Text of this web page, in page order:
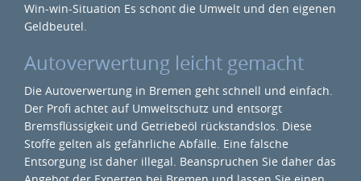
Win-win-Situation Es schont die Umwelt und den eigenen
Geldbeutel.
Autoverwertung leicht gemacht
Die Autoverwertung in Bremen geht schnell und einfach.
Der Profi achtet auf Umweltschutz und entsorgt
Bremsflüssigkeit und Getriebeöl rückstandslos. Diese
Stoffe gelten als gefährliche Abfälle. Eine falsche
Entsorgung ist daher illegal. Beanspruchen Sie daher das